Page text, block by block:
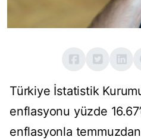
Türkiye İstatistik
enflasyonu yüzde
enflasyonla